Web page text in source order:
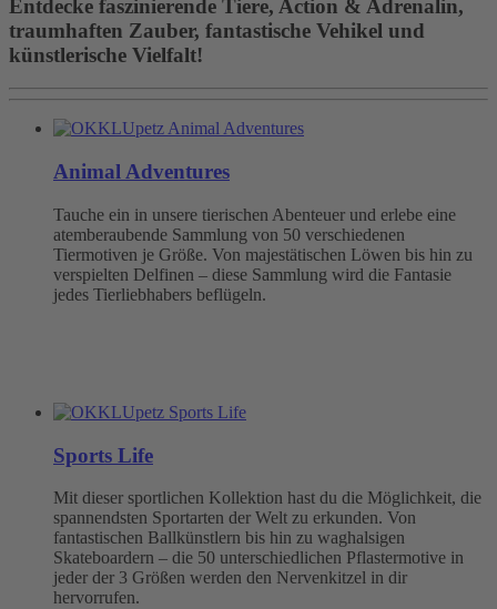
Entdecke faszinierende Tiere, Action & Adrenalin,
traumhaften Zauber, fantastische Vehikel und
künstlerische Vielfalt!
Animal Adventures
Tauche ein in unsere tierischen Abenteuer und erlebe eine
atemberaubende Sammlung von 50 verschiedenen
Tiermotiven je Größe. Von majestätischen Löwen bis hin zu
verspielten Delfinen – diese Sammlung wird die Fantasie
jedes Tierliebhabers beflügeln.
Sports Life
Mit dieser sportlichen Kollektion hast du die Möglichkeit, die
spannendsten Sportarten der Welt zu erkunden. Von
fantastischen Ballkünstlern bis hin zu waghalsigen
Skateboardern – die 50 unterschiedlichen Pflastermotive in
jeder der 3 Größen werden den Nervenkitzel in dir
hervorrufen.